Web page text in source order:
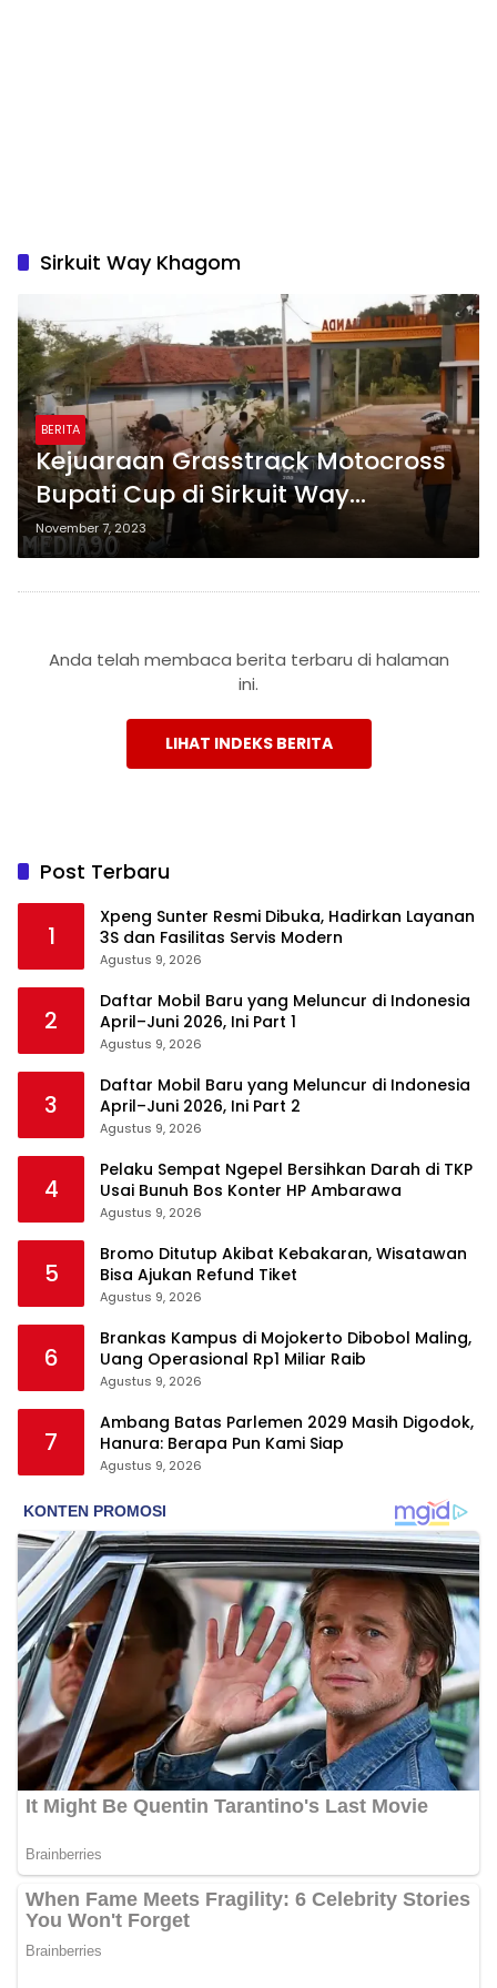
Sirkuit Way Khagom
BERITA
Kejuaraan Grasstrack Motocross
Bupati Cup di Sirkuit Way
Khagom Kalianda Tanggal 23
November 2023: Persiapan Penuh
Gairah!
November 7, 2023
Anda telah membaca berita terbaru di halaman
ini.
LIHAT INDEKS BERITA
Post Terbaru
1
Xpeng Sunter Resmi Dibuka, Hadirkan Layanan
3S dan Fasilitas Servis Modern
Agustus 9, 2026
2
Daftar Mobil Baru yang Meluncur di Indonesia
April–Juni 2026, Ini Part 1
Agustus 9, 2026
3
Daftar Mobil Baru yang Meluncur di Indonesia
April–Juni 2026, Ini Part 2
Agustus 9, 2026
4
Pelaku Sempat Ngepel Bersihkan Darah di TKP
Usai Bunuh Bos Konter HP Ambarawa
Agustus 9, 2026
5
Bromo Ditutup Akibat Kebakaran, Wisatawan
Bisa Ajukan Refund Tiket
Agustus 9, 2026
6
Brankas Kampus di Mojokerto Dibobol Maling,
Uang Operasional Rp1 Miliar Raib
Agustus 9, 2026
7
Ambang Batas Parlemen 2029 Masih Digodok,
Hanura: Berapa Pun Kami Siap
Agustus 9, 2026